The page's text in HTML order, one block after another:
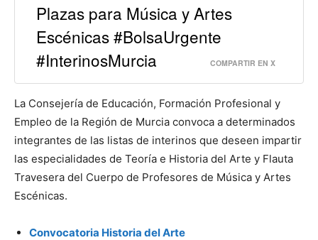
Plazas para Música y Artes
Escénicas #BolsaUrgente
#InterinosMurcia
COMPARTIR EN X
La Consejería de Educación, Formación Profesional y
Empleo de la Región de Murcia convoca a determinados
integrantes de las listas de interinos que deseen impartir
las especialidades de Teoría e Historia del Arte y Flauta
Travesera del Cuerpo de Profesores de Música y Artes
Escénicas.
Convocatoria Historia del Arte